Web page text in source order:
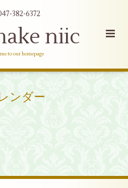
382-6372
niic
to our homepage
ンダー